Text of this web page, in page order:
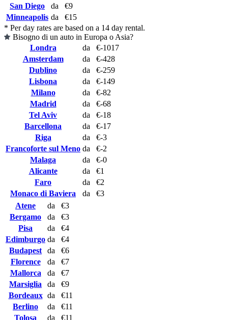
San Diego
da
€9
Minneapolis da
€15
* Per day rates are based on a 14 day rental.
Bisogno di un auto in Europa o Asia?
Londra
da
€-1017
Amsterdam
da
€-428
Dublino
da
€-259
Lisbona
da
€-149
Milano
da
€-82
Madrid
da
€-68
Tel Aviv
da
€-18
Barcellona
da
€-17
Riga
da
€-3
Francoforte sul Meno da
€-2
Malaga
da
€-0
Alicante
da
€1
Faro
da
€2
Monaco di Baviera
da
€3
Atene
da
€3
Bergamo
da
€3
Pisa
da
€4
Edimburgo da
€4
Budapest
da
€6
Florence
da
€7
Mallorca
da
€7
Marsiglia
da
€9
Bordeaux da
€11
Berlino
da
€11
Tolosa
da €11